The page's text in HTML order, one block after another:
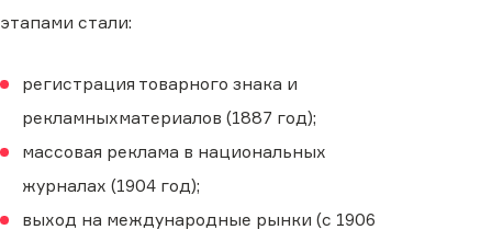
этапами стали:
регистрация товарного знака и
рекламныхматериалов (1887 год);
массовая реклама в национальных
журналах (1904 год);
выход на международные рынки (с 1906